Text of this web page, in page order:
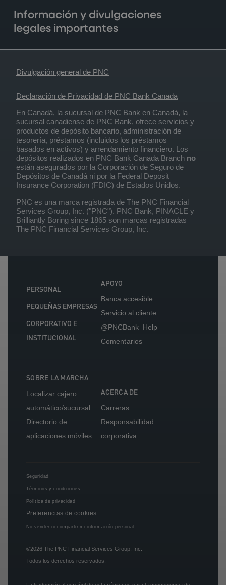
Información y divulgaciones
legales importantes
Divulgación general de PNC
Declaración de Privacidad de PNC Bank Canada
En Canadá, la sucursal de PNC Bank en Canadá, la
sucursal canadiense de PNC Bank, ofrece servicios y
productos de depósito bancario, administración de
tesorería, préstamos (incluidos los préstamos
basados en activos) y arrendamiento financiero. Los
depósitos realizados en PNC Bank Canada Branch no
están asegurados por la Corporación de Seguro de
Depósitos de Canadá ni por la Federal Deposit
Insurance Corporation (FDIC) de Estados Unidos.
PNC es una marca registrada de The PNC Financial
Services Group, Inc. ("PNC"). PNC Bank, PINACLE y
Brilliantly Boring since 1865 son marcas registradas
The PNC Financial Services Group, Inc.
PERSONAL
PEQUEÑAS EMPRESAS
CORPORATIVO E
INSTITUCIONAL
APOYO
Banca accesible
Servicio al cliente
@PNCBank_Help
Comentarios
SOBRE LA MARCHA
Localizar cajero
automático/sucursal
Directorio de
aplicaciones móviles
ACERCA DE
Carreras
Responsabilidad
corporativa
Seguridad
Términos y condiciones
Política de privacidad
Preferencias de cookies
No vender ni compartir mi información personal
©2026 The PNC Financial Services Group, Inc.
Todos los derechos reservados.